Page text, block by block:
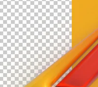
plattformen för att förverkliga
Mer än 1 miljon
bland kreatörer, företag,
studior.